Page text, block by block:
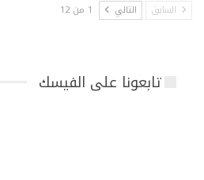
السابق التالي 1 من 12
تابعونا على الفيسك